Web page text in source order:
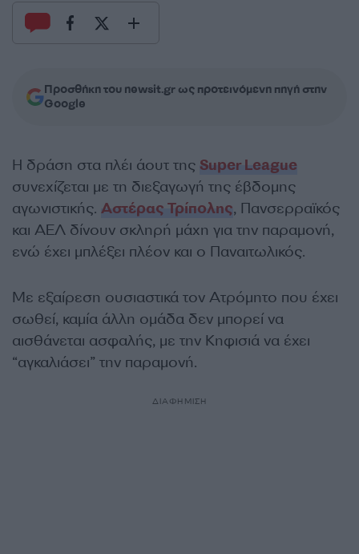
Προσθήκη του newsit.gr ως προτεινόμενη πηγή στην
Google
Η δράση στα πλέι άουτ της Super League
συνεχίζεται με τη διεξαγωγή της έβδομης
αγωνιστικής. Αστέρας Τρίπολης, Πανσερραϊκός
και ΑΕΛ δίνουν σκληρή μάχη για την παραμονή,
ενώ έχει μπλέξει πλέον και ο Παναιτωλικός.
Με εξαίρεση ουσιαστικά τον Ατρόμητο που έχει
σωθεί, καμία άλλη ομάδα δεν μπορεί να
αισθάνεται ασφαλής, με την Κηφισιά να έχει
“αγκαλιάσει” την παραμονή.
ΔΙΑΦΗΜΙΣΗ